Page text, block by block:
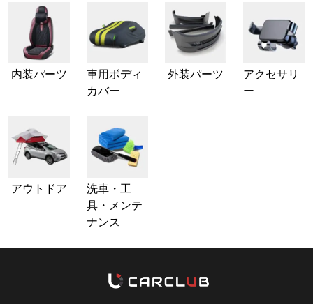
内装パーツ
車用ボディ
カバー
外装パーツ
アクセサリ
ー
アウトドア
洗車・工
具・メンテ
ナンス